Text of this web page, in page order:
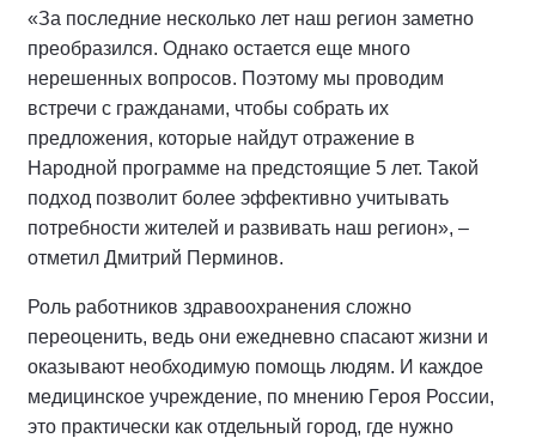
«За последние несколько лет наш регион заметно
преобразился. Однако остается еще много
нерешенных вопросов. Поэтому мы проводим
встречи с гражданами, чтобы собрать их
предложения, которые найдут отражение в
Народной программе на предстоящие 5 лет. Такой
подход позволит более эффективно учитывать
потребности жителей и развивать наш регион», –
отметил Дмитрий Перминов.
Роль работников здравоохранения сложно
переоценить, ведь они ежедневно спасают жизни и
оказывают необходимую помощь людям. И каждое
медицинское учреждение, по мнению Героя России,
это практически как отдельный город, где нужно